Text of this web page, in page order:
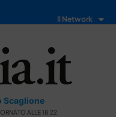
Il Network
Scaglione
ALLE 18:22